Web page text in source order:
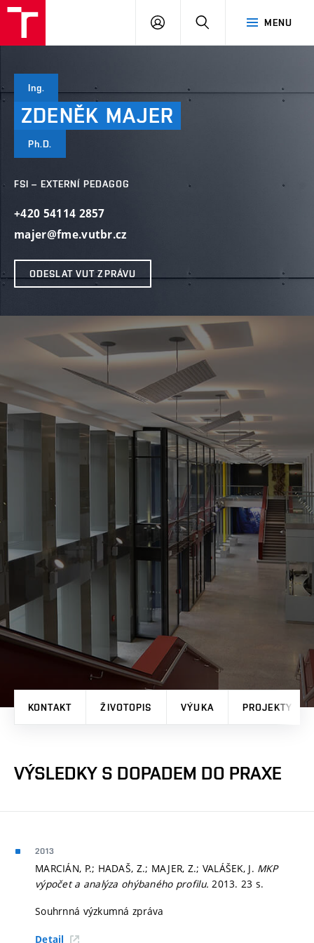
MENU
PŘIHLÁSIT
Ing.
ZDENĚK MAJER
Ph.D.
FSI – EXTERNÍ PEDAGOG
+420 54114 2857
majer@fme.vutbr.cz
ODESLAT VUT ZPRÁVU
KONTAKT ŽIVOTOPIS VÝUKA PROJEKTY
VÝSLEDKY S DOPADEM DO PRAXE
2013
MARCIÁN, P.; HADAŠ, Z.; MAJER, Z.; VALÁŠEK, J. MKP
výpočet a analýza ohýbaného profilu. 2013. 23 s.
Souhrnná výzkumná zpráva
Detail